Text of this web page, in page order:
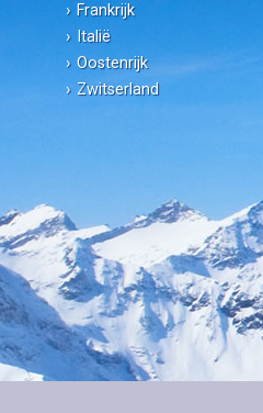
Frankrijk
Italië
Oostenrijk
Zwitserland